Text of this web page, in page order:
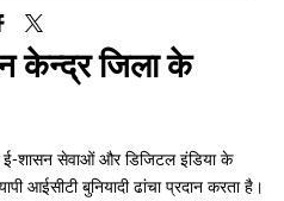
केन्द्र जिला के
ई-शासन सेवाओं और डिजिटल इंडिया के
आईसीटी बुनियादी ढांचा प्रदान करता है।